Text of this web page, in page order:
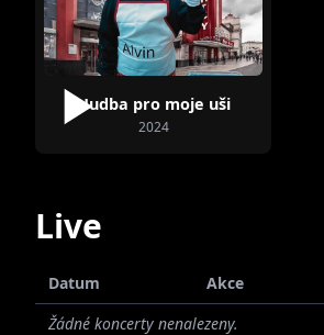
Hudba pro moje uši
2024
Live
Datum
Akce
Žádné koncerty nenalezeny.